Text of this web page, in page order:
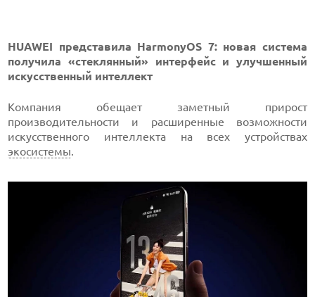
HUAWEI представила HarmonyOS 7: новая система
получила «стеклянный» интерфейс и улучшенный
искусственный интеллект
Компания обещает заметный прирост
производительности и расширенные возможности
искусственного интеллекта на всех устройствах
экосистемы.